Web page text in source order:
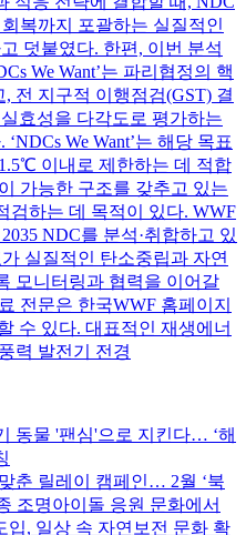
복까지 포괄하는 실질적인
덧붙였다. 한편, 이번 분석
We Want’는 파리협정의 핵
전 지구적 이행점검(GST) 결
효성을 다각도로 평가하는
We Want’는 해당 목표
이내로 제한하는 데 적합
가능한 구조를 갖추고 있는
검하는 데 목적이 있다. WWF
NDC를 분석·취합하고 있
실질적인 탄소중립과 자연
모니터링과 협력을 이어갈
전문은 한국WWF 홈페이지
수 있다. 대표적인 재생에너
력 발전기 전경
동물 '팬심'으로 지킨다… ‘해
춘 릴레이 캠페인… 2월 ‘북
조명아이돌 응원 문화에서
입, 일상 속 자연보전 문화 확